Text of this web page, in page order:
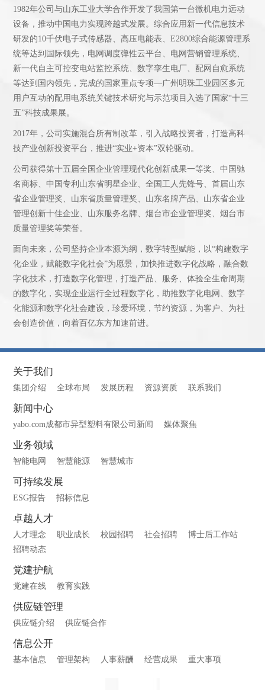
1982年公司与山东工业大学合作开发了我国第一台微机电力远动
设备，推动中国电力实现跨越式发展。综合应用新一代信息技术
研发的10千伏电子式传感器、高压电能表、E2800综合能源管理系
统等达到国际领先，电网调度弹性云平台、电网营销管理系统、
新一代自主可控变电站监控系统、数字孪生电厂、配网自愈系统
等达到国内领先，完成的国家重点专项—广州明珠工业园区多元
用户互动的配用电系统关键技术研究与示范项目入选了国家“十三
五”科技成果展。
2017年，公司实施混合所有制改革，引入战略投资者，打造高科
技产业创新投资平台，推进“实业+资本”双轮驱动。
公司获得第十五届全国企业管理现代化创新成果一等奖、中国驰
名商标、中国专利山东省明星企业、全国工人先锋号、首届山东
省企业管理奖、山东省质量管理奖、山东名牌产品、山东省企业
管理创新十佳企业、山东服务名牌、烟台市企业管理奖、烟台市
质量管理奖等荣誉。
面向未来，公司坚持企业本源为纲，数字转型赋能，以“构建数字
化企业，赋能数字化社会”为愿景，加快推进数字化战略，融合数
字化技术，打造数字化管理，打造产品、服务、体验全生命周期
的数字化，实现企业运行全过程数字化，助推数字化电网、数字
化能源和数字化社会建设，珍爱环境，节约资源，为客户、为社
会创造价值，向着百亿东方加速前进。
关于我们
集团介绍 全球布局 发展历程 资源资质 联系我们
新闻中心
yabo.com成都市异型塑料有限公司新闻 媒体聚焦
业务领域
智能电网 智慧能源 智慧城市
可持续发展
ESG报告 招标信息
卓越人才
人才理念 职业成长 校园招聘 社会招聘
博士后工作站
招聘动态
党建护航
党建在线 教育实践
供应链管理
供应链介绍 供应链合作
信息公开
基本信息 管理架构 人事薪酬 经营成果 重大事项